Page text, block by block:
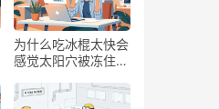
为什么吃冰棍太快会
感觉太阳穴被冻住了